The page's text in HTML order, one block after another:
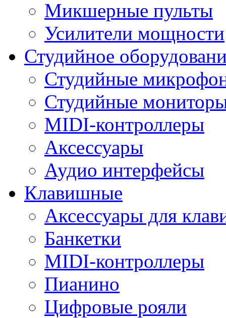
Микшерные пульты
Усилители мощности
Студийное
Студийные
Студийные
MIDI-контроллеры
Аксессуары
Аудио интерфейсы
Клавишные
Аксессуары для
Банкетки
MIDI-контроллеры
Пианино
Цифровые рояли